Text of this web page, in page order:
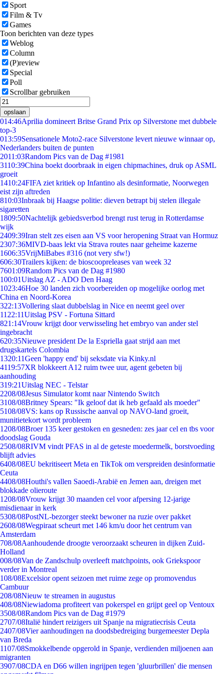
Sport
Film & Tv
Games
Toon berichten van deze types
Weblog
Column
(P)review
Special
Poll
Scrollbar gebruiken
opslaan
014:46Aprilia domineert Britse Grand Prix op Silverstone met dubbele
top-3
013:59Sensationele Moto2-race Silverstone levert nieuwe winnaar op,
Nederlanders buiten de punten
2011:03Random Pics van de Dag #1981
3110:39China boekt doorbraak in eigen chipmachines, druk op ASML
groeit
1410:24FIFA ziet kritiek op Infantino als desinformatie, Noorwegen
eist zijn aftreden
810:03Inbraak bij Haagse politie: dieven betrapt bij stelen illegale
sigaretten
1809:50Nachtelijk gebiedsverbod brengt rust terug in Rotterdamse
wijk
2409:39Iran stelt zes eisen aan VS voor heropening Straat van Hormuz
2307:36MIVD-baas lekt via Strava routes naar geheime kazerne
1606:35VrijMiBabes #316 (not very sfw!)
606:30Trailers kijken: de bioscoopreleases van week 32
7601:09Random Pics van de Dag #1980
100:01Uitslag AZ - ADO Den Haag
1023:46Hoe 30 landen zich voorbereiden op mogelijke oorlog met
China en Noord-Korea
322:13Vollering slaat dubbelslag in Nice en neemt geel over
11 22:11Uitslag PSV - Fortuna Sittard
821:14Vrouw krijgt door verwisseling het embryo van ander stel
ingebracht
620:35Nieuwe president De la Espriella gaat strijd aan met
drugskartels Colombia
1320:11Geen 'happy end' bij seksdate via Kinky.nl
4119:57XR blokkeert A12 ruim twee uur, agent gebeten bij
aanhouding
319:21Uitslag NEC - Telstar
2208/08Jesus Simulator komt naar Nintendo Switch
3108/08Britney Spears: "Ik geloof dat ik heb gefaald als moeder"
5108/08VS: kans op Russische aanval op NAVO-land groeit,
munitietekort wordt probleem
1208/08Broer 135 keer gestoken en gesneden: zes jaar cel en tbs voor
doodslag Gouda
2508/08RIVM vindt PFAS in al de geteste moedermelk, borstvoeding
blijft advies
6408/08EU bekritiseert Meta en TikTok om verspreiden desinformatie
Ceuta
4408/08Houthi's vallen Saoedi-Arabië en Jemen aan, dreigen met
blokkade olieroute
1208/08Vrouw krijgt 30 maanden cel voor afpersing 12-jarige
misdienaar in kerk
5308/08PostNL-bezorger steekt bewoner na ruzie over pakket
2608/08Wegpiraat scheurt met 146 km/u door het centrum van
Amsterdam
708/08Aanhoudende droogte veroorzaakt scheuren in dijken Zuid-
Holland
008/08Van de Zandschulp overleeft matchpoints, ook Griekspoor
verder in Montreal
108/08Excelsior opent seizoen met ruime zege op promovendus
Cambuur
208/08Nieuw te streamen in augustus
408/08Niewiadoma profiteert van pokerspel en grijpt geel op Ventoux
3508/08Random Pics van de Dag #1979
2707/08Italië hindert reizigers uit Spanje na migratiecrisis Ceuta
2407/08Vier aanhoudingen na doodsbedreiging burgemeester Depla
van Breda
1107/08Smokkelbende opgerold in Spanje, verdienden miljoenen aan
migranten
3907/08CDA en D66 willen ingrijpen tegen 'gluurbrillen' die mensen